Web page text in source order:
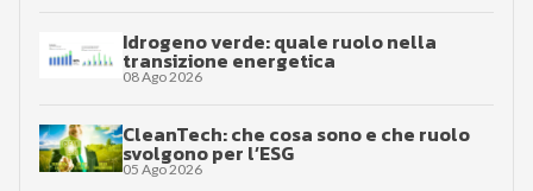
Idrogeno verde: quale ruolo nella
transizione energetica
08 Ago 2026
CleanTech: che cosa sono e che ruolo
svolgono per l’ESG
05 Ago 2026